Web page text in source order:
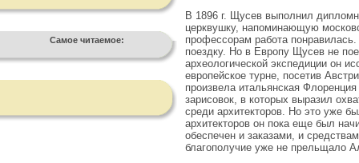
Самое читаемое:
В 1896 г. Щусев выполнил
церквушку, напоминающую
профессорам работа
поездку. Но в Европу Щусев не
археологической экспедиции он
европейское турне, посетив
произвела итальянская
зарисовок, в которых выразил
среди архитекторов. Но это уже
архитекторов он пока еще был
обеспечен и заказами, и
благополучие уже не прельщало